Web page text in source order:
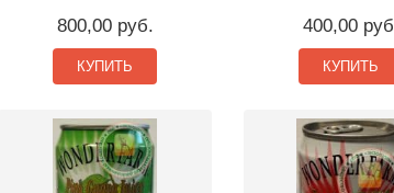
800,00 руб.
КУПИТЬ
400,00
КУПИТЬ